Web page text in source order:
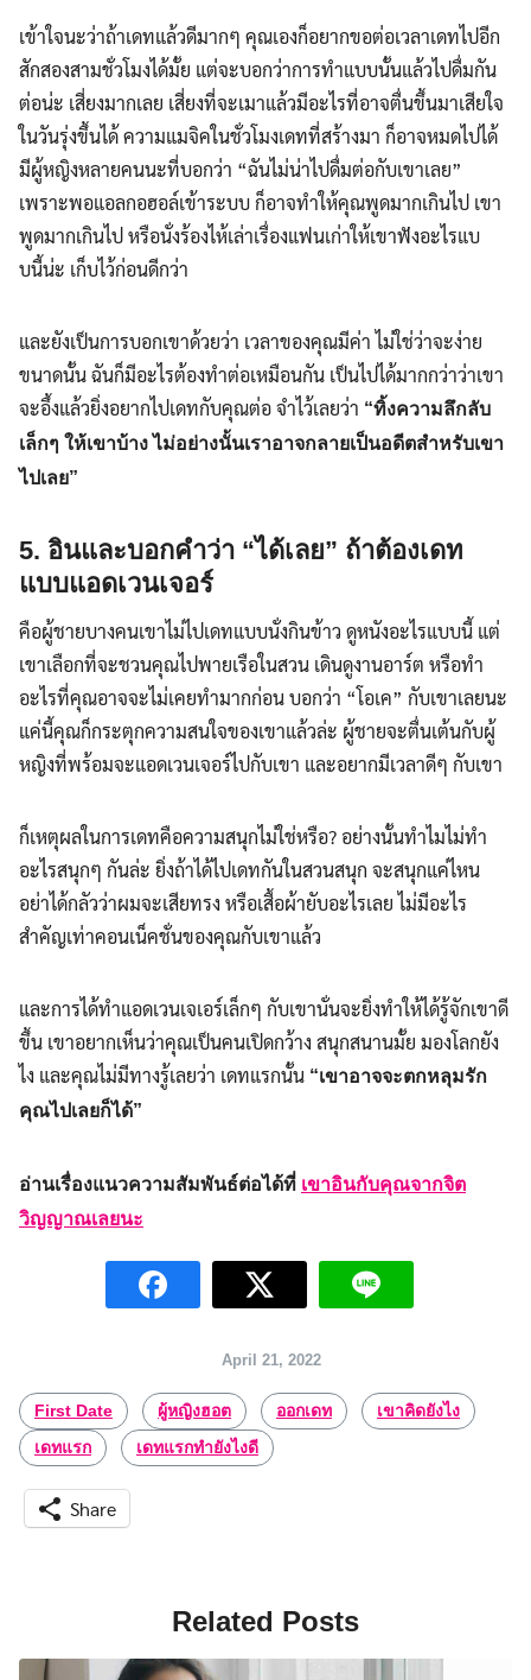
Search
for:
เข้าใจนะว่าถ้าเดทแล้วดีมากๆ คุณเองก็อยากขอต่อเวลาเดทไปอีก
สักสองสามชั่วโมงได้มั้ย แต่จะบอกว่าการทำแบบนั้นแล้วไปดื่มกัน
ต่อน่ะ เสี่ยงมากเลย เสี่ยงที่จะเมาแล้วมีอะไรที่อาจตื่นขึ้นมาเสียใจ
ในวันรุ่งขึ้นได้ ความแมจิคในชั่วโมงเดทที่สร้างมา ก็อาจหมดไปได้
มีผู้หญิงหลายคนนะที่บอกว่า “ฉันไม่น่าไปดื่มต่อกับเขาเลย”
เพราะพอแอลกอฮอล์เข้าระบบ ก็อาจทำให้คุณพูดมากเกินไป เขา
พูดมากเกินไป หรือนั่งร้องไห้เล่าเรื่องแฟนเก่าให้เขาฟังอะไรแบ
บนี้น่ะ เก็บไว้ก่อนดีกว่า
และยังเป็นการบอกเขาด้วยว่า เวลาของคุณมีค่า ไม่ใช่ว่าจะง่าย
ขนาดนั้น ฉันก็มีอะไรต้องทำต่อเหมือนกัน เป็นไปได้มากกว่าว่าเขา
จะอึ้งแล้วยิ่งอยากไปเดทกับคุณต่อ จำไว้เลยว่า “ทิ้งความลึกลับ
เล็กๆ ให้เขาบ้าง ไม่อย่างนั้นเราอาจกลายเป็นอดีตสำหรับเขา
ไปเลย”
5. อินและบอกคำว่า “ได้เลย” ถ้าต้องเดท
แบบแอดเวนเจอร์
คือผู้ชายบางคนเขาไม่ไปเดทแบบนั่งกินข้าว ดูหนังอะไรแบบนี้ แต่
เขาเลือกที่จะชวนคุณไปพายเรือในสวน เดินดูงานอาร์ต หรือทำ
อะไรที่คุณอาจจะไม่เคยทำมากก่อน บอกว่า “โอเค” กับเขาเลยนะ
แค่นี้คุณก็กระตุกความสนใจของเขาแล้วล่ะ ผู้ชายจะตื่นเต้นกับผู้
หญิงที่พร้อมจะแอดเวนเจอร์ไปกับเขา และอยากมีเวลาดีๆ กับเขา
ก็เหตุผลในการเดทคือความสนุกไม่ใช่หรือ? อย่างนั้นทำไมไม่ทำ
อะไรสนุกๆ กันล่ะ ยิ่งถ้าได้ไปเดทกันในสวนสนุก จะสนุกแค่ไหน
อย่าได้กลัวว่าผมจะเสียทรง หรือเสื้อผ้ายับอะไรเลย ไม่มีอะไร
สำคัญเท่าคอนเน็คชั่นของคุณกับเขาแล้ว
และการได้ทำแอดเวนเจเอร์เล็กๆ กับเขานั่นจะยิ่งทำให้ได้รู้จักเขาดี
ขึ้น เขาอยากเห็นว่าคุณเป็นคนเปิดกว้าง สนุกสนานมั้ย มองโลกยัง
ไง และคุณไม่มีทางรู้เลยว่า เดทแรกนั้น “เขาอาจจะตกหลุมรัก
คุณไปเลยก็ได้”
อ่านเรื่องแนวความสัมพันธ์ต่อได้ที่ เขาอินกับคุณจากจิต
วิญญาณเลยนะ
April 21, 2022
First Date ผู้หญิงฮอต ออกเดท
เขาคิดยังไง
เดทแรก
เดทแรกทำยังไงดี
Share
Related Posts